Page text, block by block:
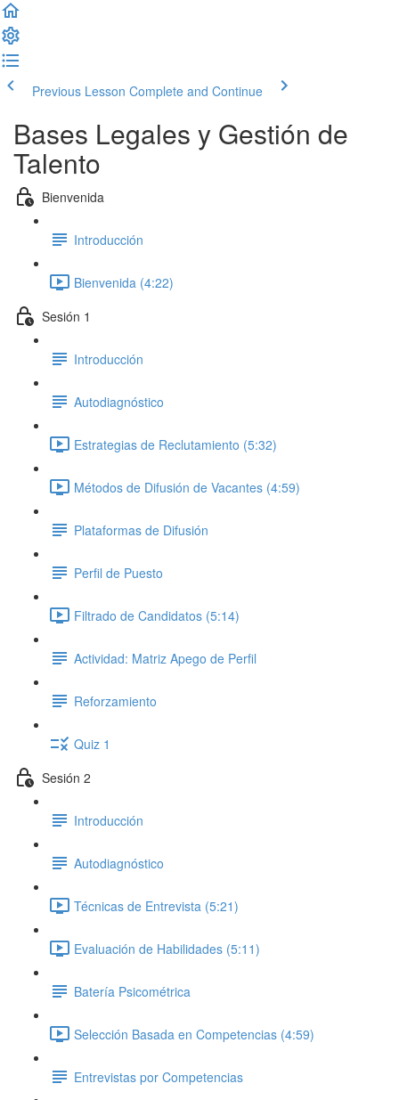
Previous Lesson Complete and Continue
Bases Legales y Gestión de
Talento
Bienvenida
Introducción
Bienvenida (4:22)
Sesión 1
Introducción
Autodiagnóstico
Estrategias de Reclutamiento (5:32)
Métodos de Difusión de Vacantes (4:59)
Plataformas de Difusión
Perfil de Puesto
Filtrado de Candidatos (5:14)
Actividad: Matriz Apego de Perfil
Reforzamiento
Quiz 1
Sesión 2
Introducción
Autodiagnóstico
Técnicas de Entrevista (5:21)
Evaluación de Habilidades (5:11)
Batería Psicométrica
Selección Basada en Competencias (4:59)
Entrevistas por Competencias